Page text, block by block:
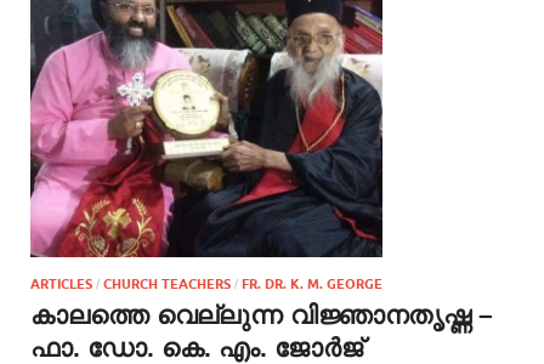
ARTICLES / CHURCH TEACHERS / FR. DR. K. M. GEORGE
കാലത്തെ വെല്ലുന്ന വിജ്ഞാനതൃഷ്ണ –
ഫാ. ഡോ. കെ. എം. ജോര്‍ജ്